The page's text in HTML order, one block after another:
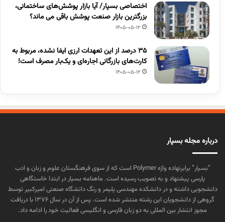
اختصاصی بسپار/ آیا بازار پوشش‌های ساختمانی،
بزرگترین بازار صنعت پوشش باقی می ماند؟
1405-05-12
۳۵ درصد از این تعهدات ارزی ایفا نشده، مربوط به
کارت‌های بازرگانی اجاره‌ای و یک‌بار مصرف است!
1405-05-12
درباره مجله بسپار
“بسپار” برابرنهاده واژه Polymer است که از سوی فرهنگستان علوم و زبان و ادب
پارسی پیشنهاد و به تصویب رسیده است. ماهنامه بسپار در ابتدا خاستگاهی
دانشجویی داشته و در دانشکده مهندسی پلیمر و رنگ دانشگاه صنعتی امیرکبیر توسط
گروهی از دانشجویان این رشته منتشر شده است. پس از آن در سال ۱۳۷۶ با دریافت
مجوز انتشار بین المللی به دو زبان فارسی و انگلیسی فعالیت خود را ادامه داد.